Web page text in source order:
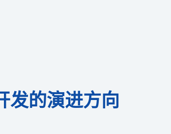
发的演进方向